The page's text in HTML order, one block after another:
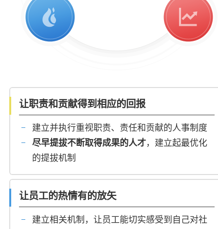
让职责和贡献得到相应的回报
建立并执行重视职责、责任和贡献的人事制度
尽早提拔不断取得成果的人才，建立起最优化
的提拔机制
让员工的热情有的放矢
建立相关机制，让员工能切实感受到自己对社